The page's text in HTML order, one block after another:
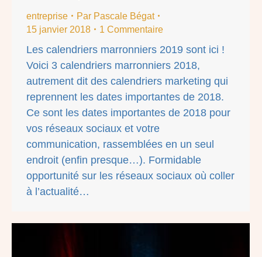
entreprise Par Pascale Bégat
15 janvier 2018
1 Commentaire
Les calendriers marronniers 2019 sont ici !
Voici 3 calendriers marronniers 2018,
autrement dit des calendriers marketing qui
reprennent les dates importantes de 2018.
Ce sont les dates importantes de 2018 pour
vos réseaux sociaux et votre
communication, rassemblées en un seul
endroit (enfin presque…). Formidable
opportunité sur les réseaux sociaux où coller
à l’actualité…